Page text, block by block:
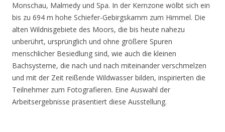
Monschau, Malmedy und Spa. In der Kernzone wölbt sich ein
bis zu 694 m hohe Schiefer-Gebirgskamm zum Himmel. Die
alten Wildnisgebiete des Moors, die bis heute nahezu
unberührt, ursprünglich und ohne größere Spuren
menschlicher Besiedlung sind, wie auch die kleinen
Bachsysteme, die nach und nach miteinander verschmelzen
und mit der Zeit reißende Wildwasser bilden, inspirierten die
Teilnehmer zum Fotografieren. Eine Auswahl der
Arbeitsergebnisse präsentiert diese Ausstellung.